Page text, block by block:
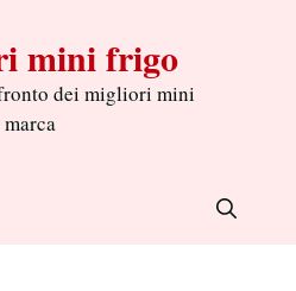
mini frigo
dei migliori mini